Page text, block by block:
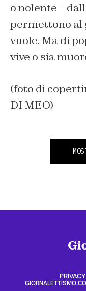
o nolente –
permettono al
vuole. Ma di
vive o sia
(foto di
DI MEO)
GIORNALETTISMO